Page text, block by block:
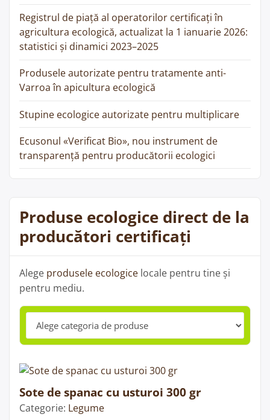
și
în
Registrul de piață al operatorilor certificați în
agricultura ecologică, actualizat la 1 ianuarie 2026:
statistici și dinamici 2023–2025
Produsele autorizate pentru tratamente anti-
Varroa în apicultura ecologică
Stupine ecologice autorizate pentru multiplicare
Ecusonul «Verificat Bio», nou instrument de
transparență pentru producătorii ecologici
Produse ecologice direct de la
producători certificați
Alege produsele ecologice locale pentru tine și
pentru mediu.
Sote de spanac cu usturoi 300 gr
Categorie: Legume